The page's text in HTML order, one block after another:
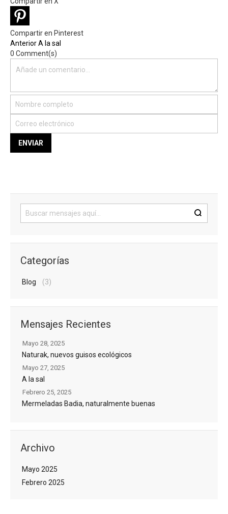
Compartir en Pinterest
AnteriorA la sal
0 Comment(s)
ENVIAR
Buscar
Categorías
Blog (3)
Mensajes Recientes
Mayo 28, 2025
Naturak, nuevos guisos ecológicos
Mayo 27, 2025
A la sal
Febrero 25, 2025
Mermeladas Badia, naturalmente buenas
Archivo
Mayo 2025
Febrero 2025